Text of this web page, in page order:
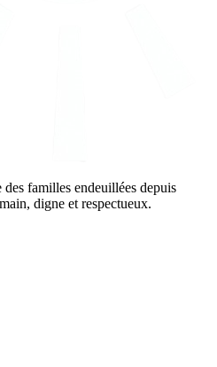
familles endeuillées depuis
digne et respectueux.